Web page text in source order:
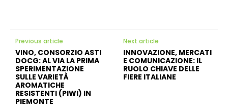
Previous article
VINO, CONSORZIO ASTI
DOCG: AL VIA LA PRIMA
SPERIMENTAZIONE
SULLE VARIETÀ
AROMATICHE
RESISTENTI (PIWI) IN
PIEMONTE
Next article
INNOVAZIONE, MERCATI
E COMUNICAZIONE: IL
RUOLO CHIAVE DELLE
FIERE ITALIANE